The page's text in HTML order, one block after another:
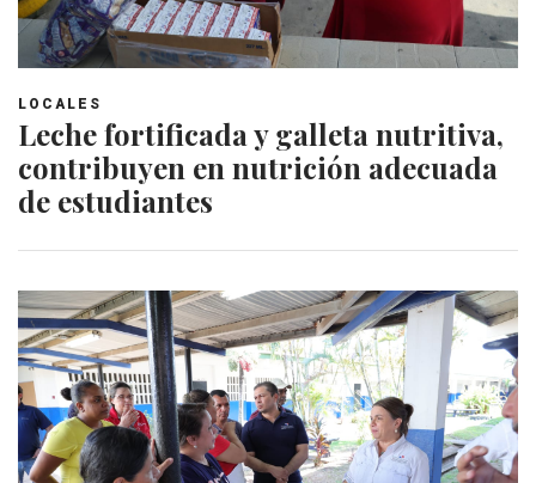
LOCALES
Leche fortificada y galleta nutritiva,
contribuyen en nutrición adecuada
de estudiantes